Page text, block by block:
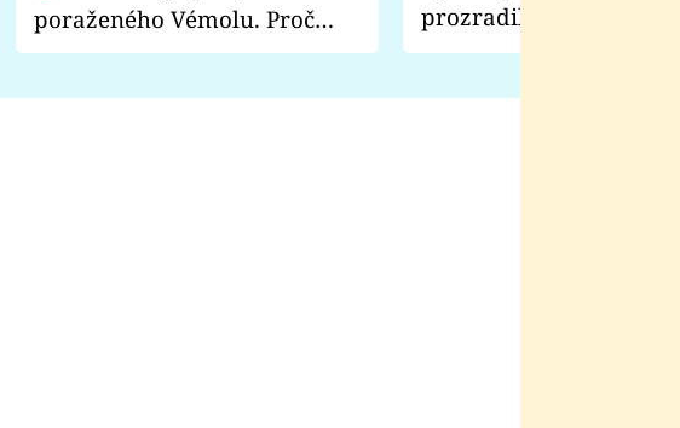
poraženého Vémolu. Proč
chce raději zápasit s ním než
prozradila, co ji
natáčení Euforie.